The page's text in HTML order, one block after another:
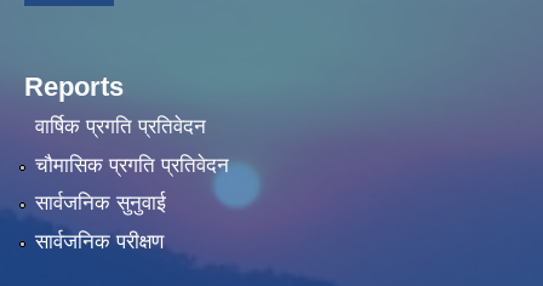
Reports
वार्षिक प्रगति प्रतिवेदन
चौमासिक प्रगति प्रतिवेदन
सार्वजनिक सुनुवाई
सार्वजनिक परीक्षण